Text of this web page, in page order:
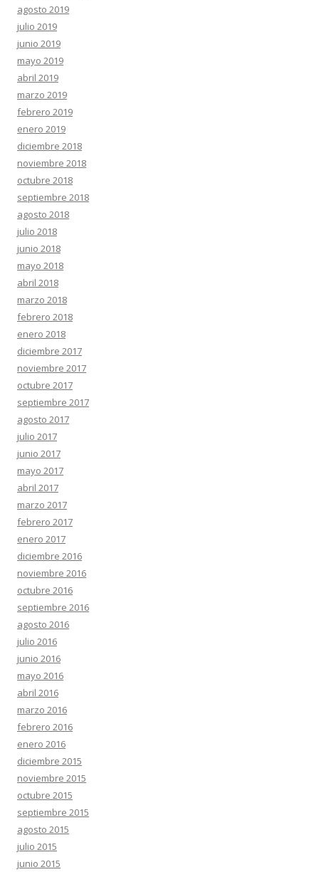
agosto 2019
julio 2019
junio 2019
mayo 2019
abril 2019
marzo 2019
febrero 2019
enero 2019
diciembre 2018
noviembre 2018
octubre 2018
septiembre 2018
agosto 2018
julio 2018
junio 2018
mayo 2018
abril 2018
marzo 2018
febrero 2018
enero 2018
diciembre 2017
noviembre 2017
octubre 2017
septiembre 2017
agosto 2017
julio 2017
junio 2017
mayo 2017
abril 2017
marzo 2017
febrero 2017
enero 2017
diciembre 2016
noviembre 2016
octubre 2016
septiembre 2016
agosto 2016
julio 2016
junio 2016
mayo 2016
abril 2016
marzo 2016
febrero 2016
enero 2016
diciembre 2015
noviembre 2015
octubre 2015
septiembre 2015
agosto 2015
julio 2015
junio 2015